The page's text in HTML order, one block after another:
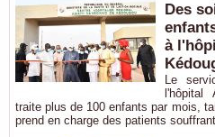
Des
à
Le
l'hôpital
traite plus de 100 enfants par mois,
prend en charge des patients